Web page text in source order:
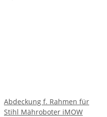
Abdeckung f. Rahmen für
Stihl Mähroboter iMOW